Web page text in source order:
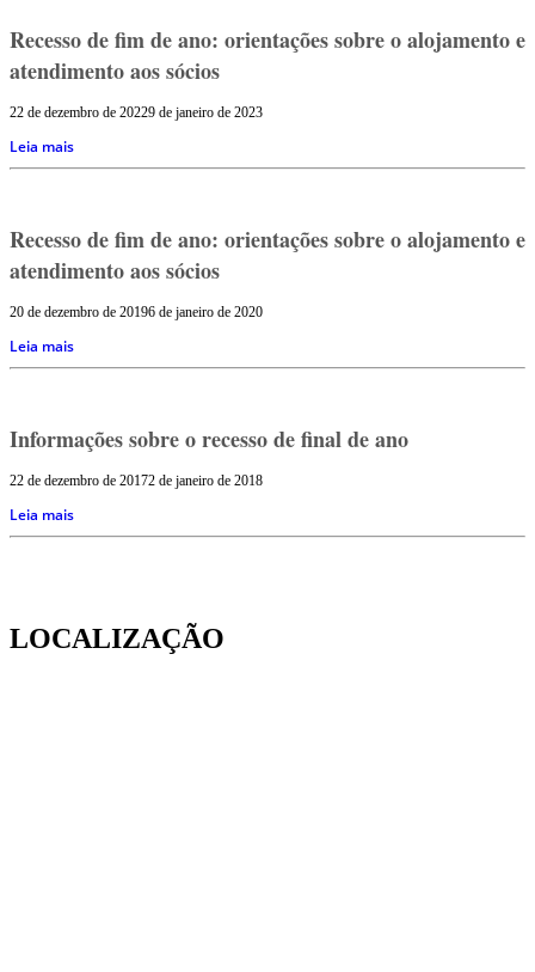
Recesso de fim de ano: orientações sobre o alojamento e
atendimento aos sócios
22 de dezembro de 20229 de janeiro de 2023
Leia mais
Recesso de fim de ano: orientações sobre o alojamento e
atendimento aos sócios
20 de dezembro de 20196 de janeiro de 2020
Leia mais
Informações sobre o recesso de final de ano
22 de dezembro de 20172 de janeiro de 2018
Leia mais
LOCALIZAÇÃO